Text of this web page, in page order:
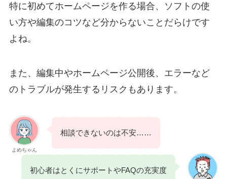
特に初めてホームページを作る場合、ソフトの使
い方や編集のコツなど分からないことだらけです
よね。
また、編集中やホームページ公開後、エラーなど
のトラブルが発生するリスクもあります。
よめちゃん
相談できないのは不安……
初心者はとくにサポートやFAQの充実度